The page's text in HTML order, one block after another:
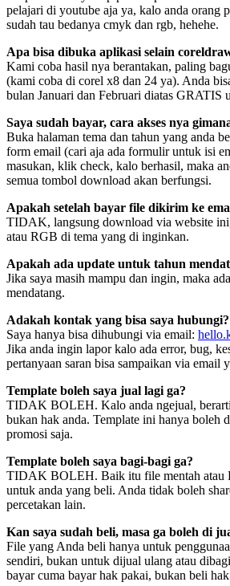
pelajari di youtube aja ya, kalo anda orang
sudah tau bedanya cmyk dan rgb, hehehe.
Apa bisa dibuka aplikasi selain
Kami coba hasil nya berantakan, paling
(kami coba di corel x8 dan 24 ya). Anda
bulan Januari dan Februari diatas GRATIS
Saya sudah bayar, cara akses nya
Buka halaman tema dan tahun yang anda
form email (cari aja ada formulir untuk isi
masukan, klik check, kalo berhasil, maka
semua tombol download akan berfungsi.
Apakah setelah bayar file dikirim ke
TIDAK, langsung download via website
atau RGB di tema yang di inginkan.
Apakah ada update untuk tahun
Jika saya masih mampu dan ingin, maka
mendatang.
Adakah kontak yang bisa saya hubungi?
Saya hanya bisa dihubungi via email:
Jika anda ingin lapor kalo ada error, bug,
pertanyaan saran bisa sampaikan via email
Template boleh saya jual lagi ga?
TIDAK BOLEH. Kalo anda ngejual,
bukan hak anda. Template ini hanya boleh
promosi saja.
Template boleh saya bagi-bagi ga?
TIDAK BOLEH. Baik itu file mentah atau
untuk anda yang beli. Anda tidak boleh
percetakan lain.
Kan saya sudah beli, masa ga boleh di
File yang Anda beli hanya untuk
sendiri, bukan untuk dijual ulang atau
bayar cuma bayar hak pakai, bukan beli